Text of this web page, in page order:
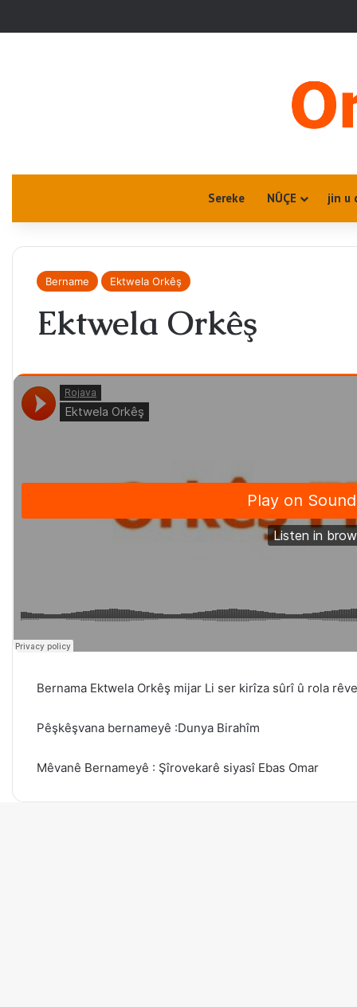
Sereke NÛÇE jin u
Bername Ektwela Orkêş
Ektwela Orkêş
Bernama Ektwela Orkêş mijar Li ser kirîza sûrî û rola
Pêşkêşvana bernameyê :Dunya Birahîm
Mêvanê Bernameyê : Şîrovekarê siyasî Ebas Omar